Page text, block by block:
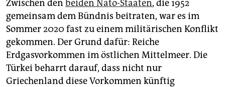
Zwischen den beiden Nato-Staaten, die 1952
gemeinsam dem Bündnis beitraten, war es im
Sommer 2020 fast zu einem militärischen Konflikt
gekommen. Der Grund dafür: Reiche
Erdgasvorkommen im östlichen Mittelmeer. Die
Türkei beharrt darauf, dass nicht nur
Griechenland diese Vorkommen künftig